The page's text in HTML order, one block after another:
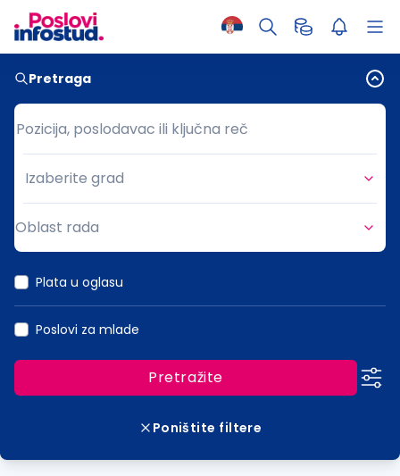
Pretraga
Pozicija, poslodavac ili ključna reč
Pozicija, poslodavac ili ključna reč
Grad
Izaberite grad
Oblast rada
Plata u oglasu
Poslovi za mlade
Pretražite
Poništite filtere